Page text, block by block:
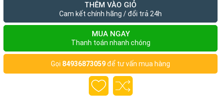
THÊM VÀO GIỎ
Cam kết chính hãng / đổi trả 24h
MUA NGAY
Thanh toán nhanh chóng
Gọi 84936873059để tư vấn mua hàng